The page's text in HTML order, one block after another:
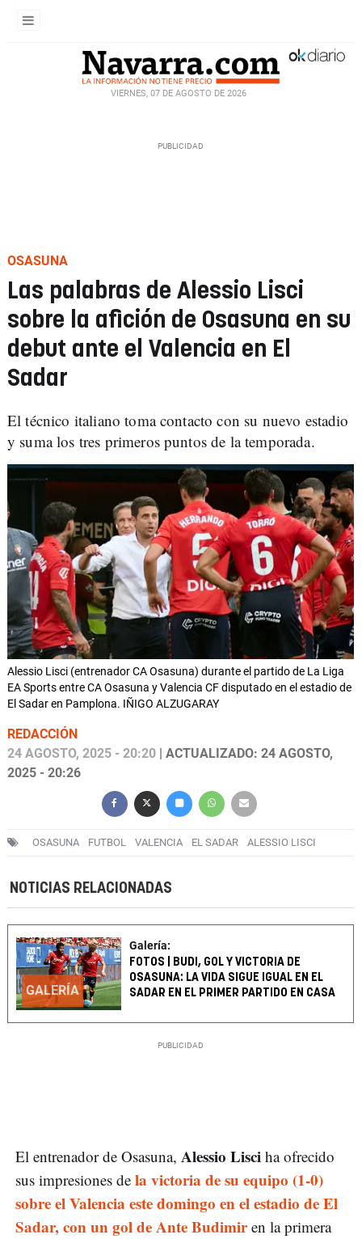
VIERNES, 07 DE AGOSTO DE 2026
OSASUNA
Las palabras de Alessio Lisci
sobre la afición de Osasuna en su
debut ante el Valencia en El
Sadar
El técnico italiano toma contacto con su nuevo estadio
y suma los tres primeros puntos de la temporada.
Alessio Lisci (entrenador CA Osasuna) durante el partido de La Liga
EA Sports entre CA Osasuna y Valencia CF disputado en el estadio de
El Sadar en Pamplona. IÑIGO ALZUGARAY
REDACCIÓN
24 AGOSTO, 2025 - 20:20 | ACTUALIZADO: 24 AGOSTO,
2025 - 20:26
OSASUNA FUTBOL VALENCIA EL SADAR ALESSIO LISCI
NOTICIAS RELACIONADAS
GALERÍA
Galería:
FOTOS | BUDI, GOL Y VICTORIA DE
OSASUNA: LA VIDA SIGUE IGUAL EN EL
SADAR EN EL PRIMER PARTIDO EN CASA
El entrenador de Osasuna, Alessio Lisci ha ofrecido
sus impresiones de la victoria de su equipo (1-0)
sobre el Valencia este domingo en el estadio de El
Sadar, con un gol de Ante Budimiren la primera